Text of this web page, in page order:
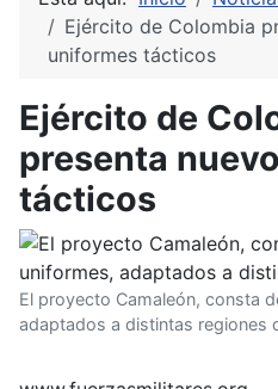
Ejército de Colombia
uniformes tácticos
Ejército de
presenta
tácticos
El proyecto Camaleón, consta
adaptados a distintas regiones